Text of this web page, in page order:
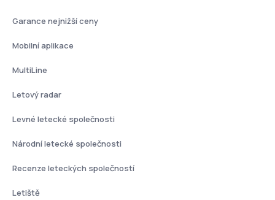
Garance nejnižší ceny
Mobilní aplikace
MultiLine
Letový radar
Levné letecké společnosti
Národní letecké společnosti
Recenze leteckých společností
Letiště